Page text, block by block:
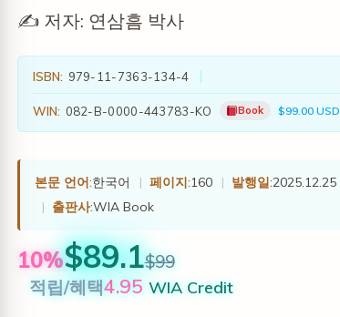
✍️ 저자: 연삼흠 박사
ISBN: 979-11-7363-134-4
WIN: 082-B-0000-443783-KO Book $99.00 USD
본문 언어:한국어 | 페이지:160 | 발행일:2025.12.25
| 출판사:WIA Book
10%$89.1$99
적립/혜택4.95 WIA Credit